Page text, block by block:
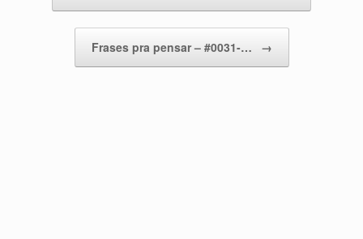
Frases pra pensar – #0031-… →